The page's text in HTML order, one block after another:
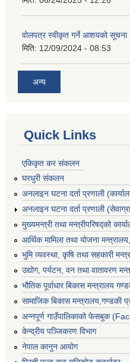
वोलपत्र स्वीकृत गर्ने आशयको सूचना
मिति: 12/09/2024 - 08:53
अन्य
Quick Links
एकिकृत कर संकलन
घरधुरी संकलन
अनलाइन घटना दर्ता प्रणाली
अनलाइन घटना दर्ता प्रणाली
मुख्यमन्त्री तथा मन्त्रीपरिषद्को
आर्थिक मामिला तथा योजना
भुमि व्यवस्था, कृषि तथा सहकारी
उद्योग, पर्यटन, वन तथा वातावरण
भौतिक पूर्वाधार बिकास मन्त्रालय
सामाजिक बिकास मन्त्रालय,गण्डकी
अन्नपूर्ण गाउँपालिकाको फेसबुक
केन्द्रीय पञ्जिकरण विभाग
नेपाल कानुन आयोग